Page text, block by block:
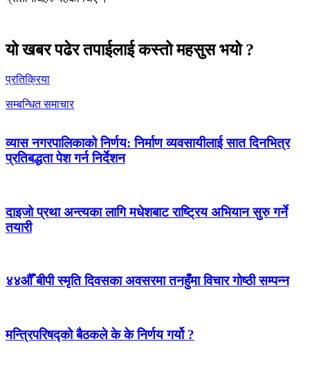
यो खबर पढेर तपाईलाई कस्तो महसुस भयो ?
प्रतिक्रिया
सम्बन्धित समाचार
व्यास नगरपालिकाको निर्णय: निर्माण व्यवसायीलाई सात दिनभित्र
प्रतिबद्धता पेश गर्न निर्देशन
दाइजो प्रथा अन्त्यका लागि मधेशबाट राष्ट्रिय अभियान सुरु गर्ने
तयारी
४४औँ बीपी स्मृति दिवसका अवसरमा तनहुँमा विचार गोष्ठी सम्पन्न
मन्त्रिपरिषद्को बैठकले के के निर्णय गर्यो ?